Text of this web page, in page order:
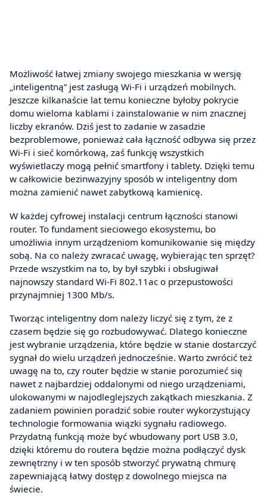
Możliwość łatwej zmiany swojego mieszkania w wersję
„inteligentną” jest zasługą Wi-Fi i urządzeń mobilnych.
Jeszcze kilkanaście lat temu konieczne byłoby pokrycie
domu wieloma kablami i zainstalowanie w nim znacznej
liczby ekranów. Dziś jest to zadanie w zasadzie
bezproblemowe, ponieważ cała łączność odbywa się przez
Wi-Fi i sieć komórkową, zaś funkcję wszystkich
wyświetlaczy mogą pełnić smartfony i tablety. Dzięki temu
w całkowicie bezinwazyjny sposób w inteligentny dom
można zamienić nawet zabytkową kamienicę.
W każdej cyfrowej instalacji centrum łączności stanowi
router. To fundament sieciowego ekosystemu, bo
umożliwia innym urządzeniom komunikowanie się między
sobą. Na co należy zwracać uwagę, wybierając ten sprzęt?
Przede wszystkim na to, by był szybki i obsługiwał
najnowszy standard Wi-Fi 802.11ac o przepustowości
przynajmniej 1300 Mb/s.
Tworząc inteligentny dom należy liczyć się z tym, że z
czasem będzie się go rozbudowywać. Dlatego konieczne
jest wybranie urządzenia, które będzie w stanie dostarczyć
sygnał do wielu urządzeń jednocześnie. Warto zwrócić też
uwagę na to, czy router będzie w stanie porozumieć się
nawet z najbardziej oddalonymi od niego urządzeniami,
ulokowanymi w najodleglejszych zakątkach mieszkania. Z
zadaniem powinien poradzić sobie router wykorzystujący
technologie formowania wiązki sygnału radiowego.
Przydatną funkcją może być wbudowany port USB 3.0,
dzięki któremu do routera będzie można podłączyć dysk
zewnętrzny i w ten sposób stworzyć prywatną chmurę
zapewniającą łatwy dostęp z dowolnego miejsca na
świecie.